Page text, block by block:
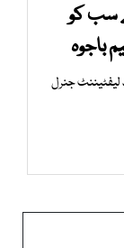
سب کو
باجوہ
جنرل